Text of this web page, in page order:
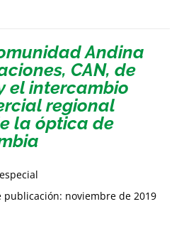
Andina
CAN, de
el intercambio
regional
la óptica de
publicación: noviembre de 2019